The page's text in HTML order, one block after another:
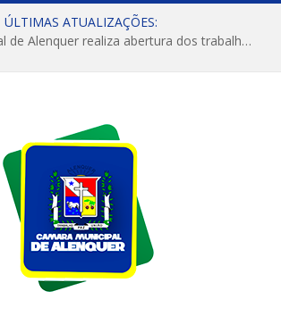
ÚLTIMAS ATUALIZAÇÕES:
Câmara Municipal de Alenquer realiza abertura dos trabalhos do 4º Período Legislativo